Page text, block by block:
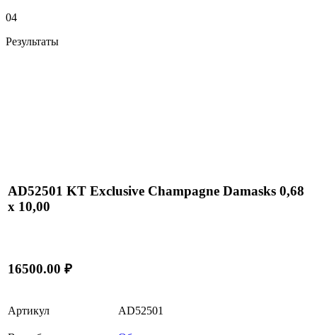
04
Результаты
AD52501 KT Exclusive Champagne Damasks 0,68
x 10,00
16500.00 ₽
Артикул AD52501